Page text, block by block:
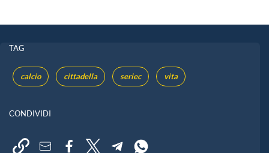
TAG
calcio cittadella seriec vita
CONDIVIDI